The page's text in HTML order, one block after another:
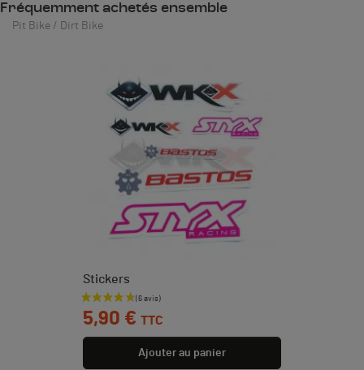
Fréquemment achetés ensemble
Pit Bike / Dirt Bike
Stickers
Prix
5,90 € TTC
Ajouter au panier